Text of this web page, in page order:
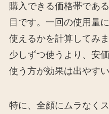
購入できる価格帯であ
目です。一回の使用量
使えるかを計算してみ
少しずつ使うより、安
使う方が効果は出やすい
特に、全顔にムラなく